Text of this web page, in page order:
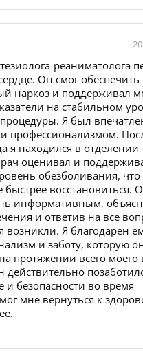
реаниматолога
Он смог
наркоз и поддерживал
на стабильном
Я был
профессионализмом.
я находился в отделении
оценивал и
обезболивания, что
восстановиться.
информативным,
и ответив на все
возникли. Я благодарен
и заботу, которую
протяжении всего моего
безопасности во время
мне вернуться к